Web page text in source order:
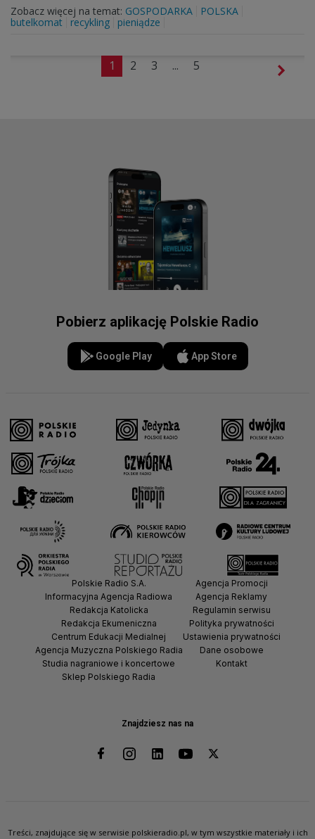
Zobacz więcej na temat: GOSPODARKA
POLSKA
butelkomat
recykling pieniądze
1 2 3 ... 5
Pobierz aplikację Polskie Radio
Google Play App Store
Znajdziesz nas na
Polskie Radio S.A.
Informacyjna Agencja Radiowa
Redakcja Katolicka
Redakcja Ekumeniczna
Centrum Edukacji Medialnej
Agencja Muzyczna Polskiego Radia
Studia nagraniowe i koncertowe
Sklep Polskiego Radia
Agencja Promocji
Agencja Reklamy
Regulamin serwisu
Polityka prywatności
Ustawienia prywatności
Dane osobowe
Kontakt
Treści, znajdujące się w serwisie polskieradio.pl, w tym wszystkie materiały i ich